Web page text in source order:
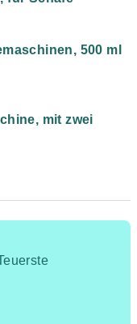
500 ml
mit zwei